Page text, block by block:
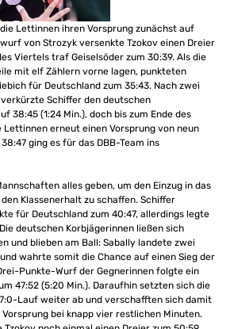
Lettinnen ihren Vorsprung zunächst auf
von Strozyk versenkte Tzokov einen Dreier
Viertels traf Geiselsöder zum 30:39. Als die
mit elf Zählern vorne lagen, punkteten
für Deutschland zum 35:43. Nach zwei
Schiffer den deutschen
38:45 (1:24 Min.), doch bis zum Ende des
erneut einen Vorsprung von neun
ging es für das DBB-Team ins
alles geben, um den Einzug in das
Klassenerhalt zu schaffen. Schiffer
für Deutschland zum 40:47, allerdings legte
deutschen Korbjägerinnen ließen sich
und blieben am Ball: Sabally landete zwei
wahrte somit die Chance auf einen Sieg der
Punkte-Wurf der Gegnerinnen folgte ein
47:52 (5:20 Min.). Daraufhin setzten sich die
Lauf weiter ab und verschafften sich damit
bei knapp vier restlichen Minuten.